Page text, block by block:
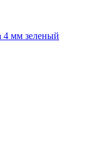
4 мм зеленый